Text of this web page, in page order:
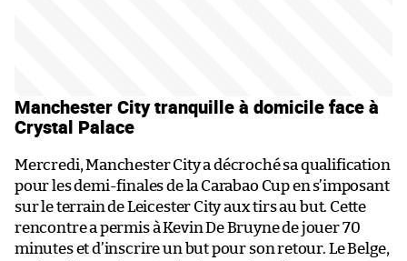
Manchester City tranquille à domicile face à
Crystal Palace
Mercredi, Manchester City a décroché sa qualification
pour les demi-finales de la Carabao Cup en s’imposant
sur le terrain de Leicester City aux tirs au but. Cette
rencontre a permis à Kevin De Bruyne de jouer 70
minutes et d’inscrire un but pour son retour. Le Belge,